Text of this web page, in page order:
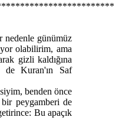
nedenle günümüz
olabilirim, ama
gizli kaldığına
de Kuran'ın Saf
benden önce
bir peygamberi de
Bu apaçık